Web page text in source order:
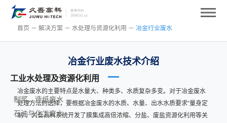
首页 － 解决方案－ 水处理与资源化利用 － 冶金行业废水
冶金行业废水技术介绍
冶金废水的主要特点是水量大、种类多、水质复杂多变。对于冶金废水
处理方法的选择，要根据冶金废水的水质、水量、出水水质要求“量身定
制”。久吾高科系统开发了膜集成高倍浓缩、分盐、废盐资源化利用等关
工业水处理及资源化利用
制浆、造纸废水
石油与化工废水